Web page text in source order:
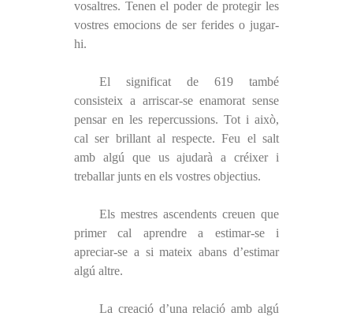
vosaltres. Tenen el poder de protegir les
vostres emocions de ser ferides o jugar-
hi.
El significat de 619 també
consisteix a arriscar-se enamorat sense
pensar en les repercussions. Tot i això,
cal ser brillant al respecte. Feu el salt
amb algú que us ajudarà a créixer i
treballar junts en els vostres objectius.
Els mestres ascendents creuen que
primer cal aprendre a estimar-se i
apreciar-se a si mateix abans d’estimar
algú altre.
La creació d’una relació amb algú